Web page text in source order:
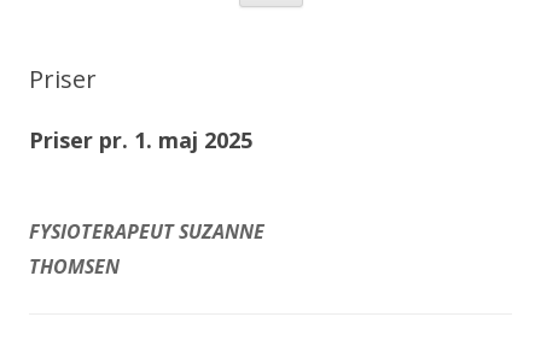
indhold
Priser
Priser pr. 1. maj 2025
FYSIOTERAPEUT SUZANNE
THOMSEN